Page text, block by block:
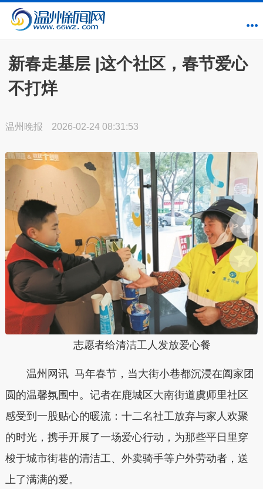
新春走基层 |这个社区，春节爱心
不打烊
温州晚报 2026-02-24 08:31:53
志愿者给清洁工人发放爱心餐
温州网讯 马年春节，当大街小巷都沉浸在阖家团
圆的温馨氛围中。记者在鹿城区大南街道虞师里社区
感受到一股贴心的暖流：十二名社工放弃与家人欢聚
的时光，携手开展了一场爱心行动，为那些平日里穿
梭于城市街巷的清洁工、外卖骑手等户外劳动者，送
上了满满的爱。